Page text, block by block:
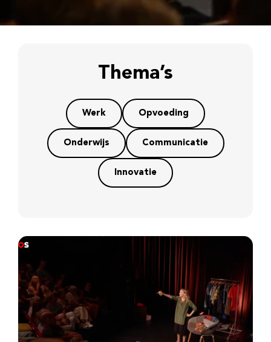
Thema’s
Werk Opvoeding
Onderwijs Communicatie
Innovatie